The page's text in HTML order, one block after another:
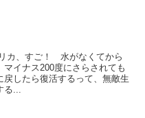
カ、すご！ 水がなくてから
イナス200度にさらされても
したら復活するって、無敵生
...